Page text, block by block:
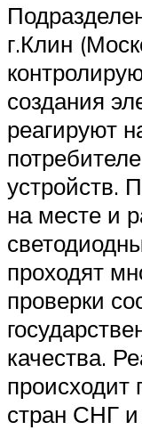
г.Клин
создания
реагируют
устройств.
на месте и
проходят
проверки
качества.
происходит
стран СНГ